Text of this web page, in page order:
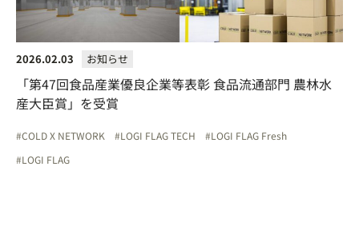
2026.02.03 お知らせ
「第47回食品産業優良企業等表彰 食品流通部門 農林水
産大臣賞」を受賞
COLD X NETWORK LOGI FLAG TECH
LOGI FLAG Fresh
LOGI FLAG